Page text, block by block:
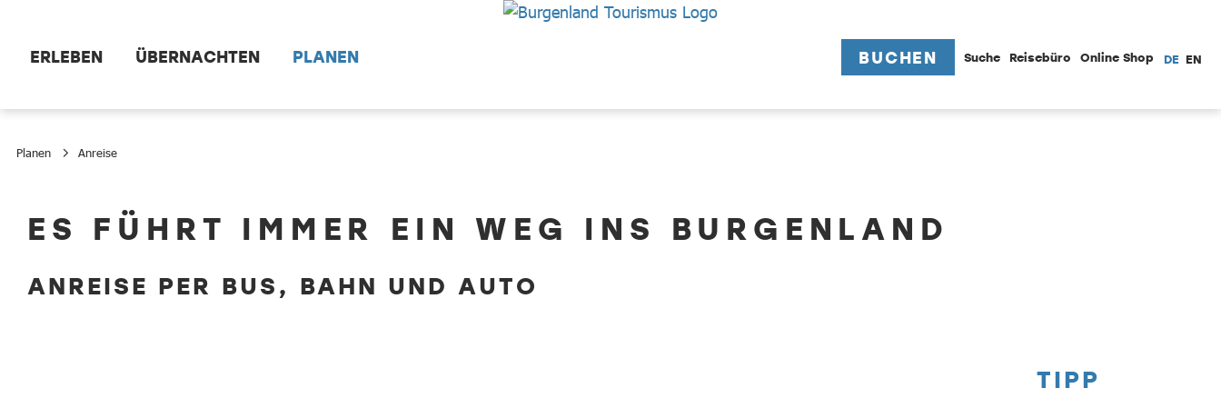
ERLEBEN ÜBERNACHTEN PLANEN BUCHEN Suche Reisebüro Online Shop DE EN
Planen Anreise
AnreiseES FÜHRT IMMER EIN WEG INS BURGENLAND
ANREISE PER BUS, BAHN UND AUTO
TIPP